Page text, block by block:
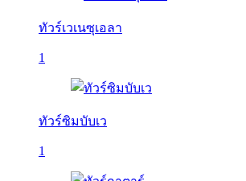
ทัวร์เวเนซุเอลา
1
ทัวร์ซิมบับเว
1